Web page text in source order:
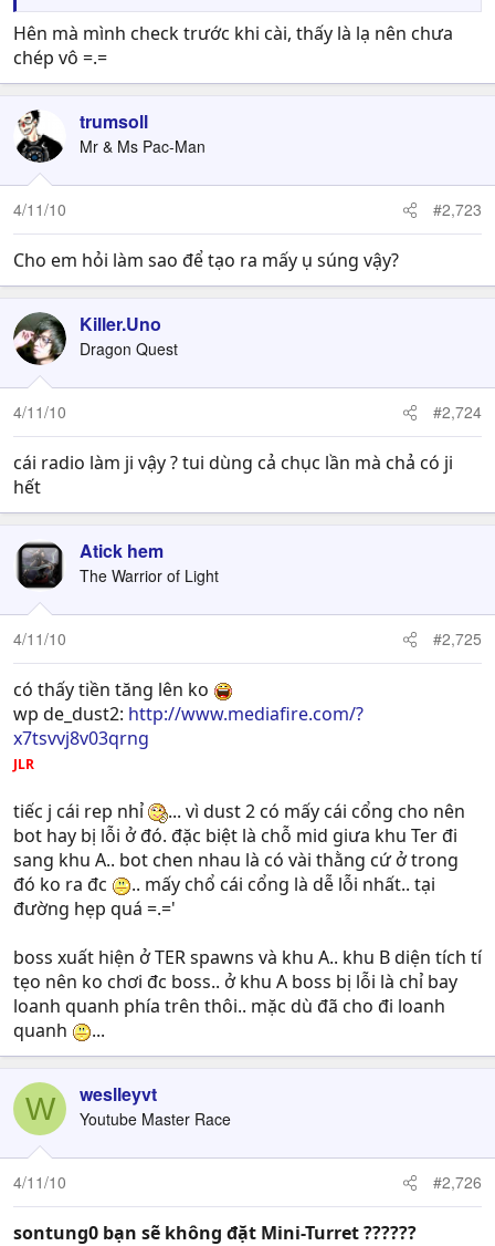
Hên mà mình check trước khi cài, thấy là lạ nên chưa
chép vô =.=
trumsoll
Mr & Ms Pac-Man
4/11/10 #2,723
Cho em hỏi làm sao để tạo ra mấy ụ súng vậy?
Killer.Uno
Dragon Quest
4/11/10 #2,724
cái radio làm ji vậy ? tui dùng cả chục lần mà chả có ji
hết
Atick hem
The Warrior of Light
4/11/10 #2,725
có thấy tiền tăng lên ko
wp de_dust2: http://www.mediafire.com/?
x7tsvvj8v03qrng
JLR
tiếc j cái rep nhỉ
... vì dust 2 có mấy cái cổng cho nên
bot hay bị lỗi ở đó. đặc biệt là chỗ mid giưa khu Ter đi
sang khu A.. bot chen nhau là có vài thằng cứ ở trong
đó ko ra đc
.. mấy chổ cái cổng là dễ lỗi nhất.. tại
đường hẹp quá =.='
boss xuất hiện ở TER spawns và khu A.. khu B diện tích tí
tẹo nên ko chơi đc boss.. ở khu A boss bị lỗi là chỉ bay
loanh quanh phía trên thôi.. mặc dù đã cho đi loanh
quanh
...
W weslleyvt
Youtube Master Race
4/11/10 #2,726
sontung0 bạn sẽ không đặt Mini-Turret ??????